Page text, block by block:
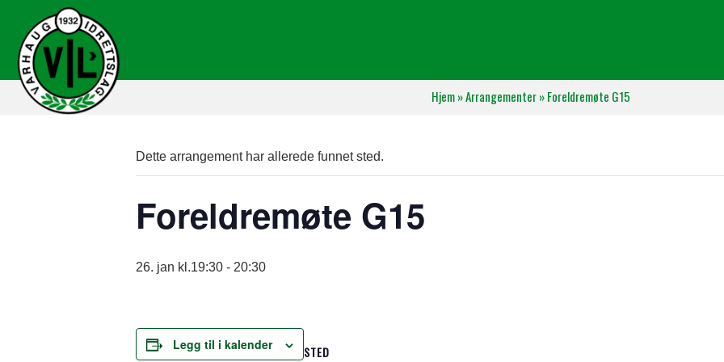
Hjem»Arrangementer»Foreldremøte G15
Dette arrangement har allerede funnet sted.
Foreldremøte G15
26. jan kl.19:30 - 20:30
Legg til i kalender STED